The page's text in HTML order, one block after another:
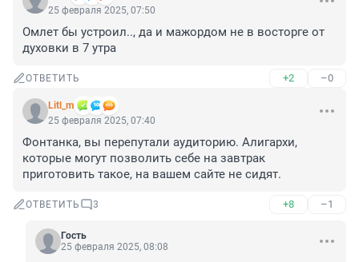
25 февраля 2025, 07:50
Омлет бы устроил.., да и мажордом не в восторге от
духовки в 7 утра
ОТВЕТИТЬ +2 –0
Litl_m
25 февраля 2025, 07:40
Фонтанка, вы перепутали аудиторию. Алигархи,
которые могут позволить себе на завтрак
приготовить такое, на вашем сайте не сидят.
ОТВЕТИТЬ 3 +8 –1
Гость
25 февраля 2025, 08:08